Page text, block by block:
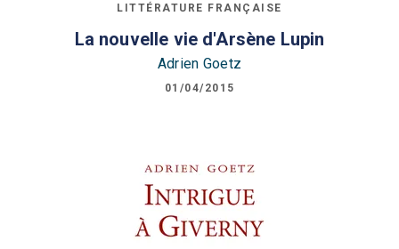
LITTÉRATURE FRANÇAISE
La nouvelle vie d'Arsène Lupin
Adrien Goetz
01/04/2015